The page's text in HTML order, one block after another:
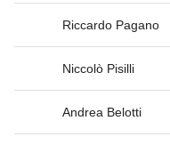
Riccardo Pagano
Niccolò Pisilli
Andrea Belotti